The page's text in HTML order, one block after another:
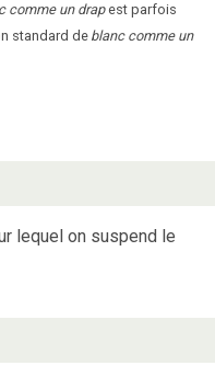
comme un drapest parfois
standard de blanc comme un
lequel on suspend le